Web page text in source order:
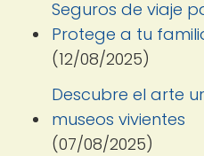
Seguros de viaje
Protege a tu
(12/08/2025)
Descubre el arte
museos vivientes
(07/08/2025)